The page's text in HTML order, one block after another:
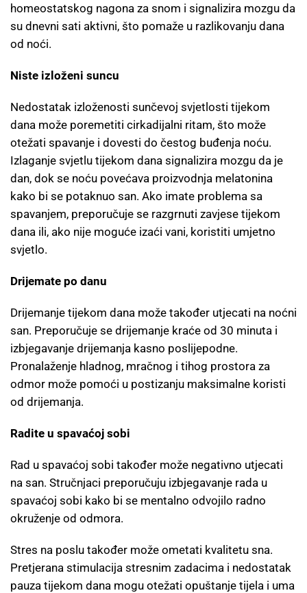
homeostatskog nagona za snom i signalizira mozgu da
su dnevni sati aktivni, što pomaže u razlikovanju dana
od noći.
Niste izloženi suncu
Nedostatak izloženosti sunčevoj svjetlosti tijekom
dana može poremetiti cirkadijalni ritam, što može
otežati spavanje i dovesti do čestog buđenja noću.
Izlaganje svjetlu tijekom dana signalizira mozgu da je
dan, dok se noću povećava proizvodnja melatonina
kako bi se potaknuo san. Ako imate problema sa
spavanjem, preporučuje se razgrnuti zavjese tijekom
dana ili, ako nije moguće izaći vani, koristiti umjetno
svjetlo.
Drijemate po danu
Drijemanje tijekom dana može također utjecati na noćni
san. Preporučuje se drijemanje kraće od 30 minuta i
izbjegavanje drijemanja kasno poslijepodne.
Pronalaženje hladnog, mračnog i tihog prostora za
odmor može pomoći u postizanju maksimalne koristi
od drijemanja.
Radite u spavaćoj sobi
Rad u spavaćoj sobi također može negativno utjecati
na san. Stručnjaci preporučuju izbjegavanje rada u
spavaćoj sobi kako bi se mentalno odvojilo radno
okruženje od odmora.
Stres na poslu također može ometati kvalitetu sna.
Pretjerana stimulacija stresnim zadacima i nedostatak
pauza tijekom dana mogu otežati opuštanje tijela i uma